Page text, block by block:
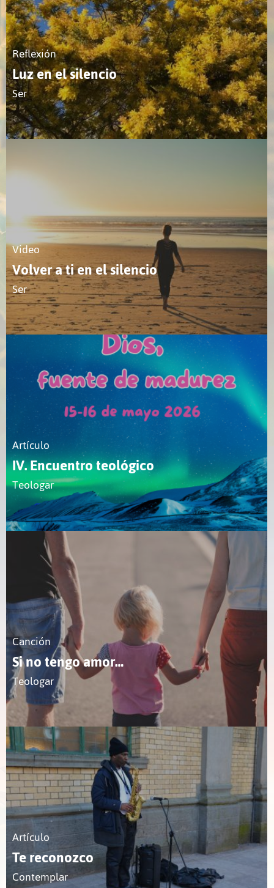
Reflexión
Luz en el silencio
Ser
Video
Volver a ti en el silencio
Ser
Artículo
IV. Encuentro teológico
Teologar
Canción
Si no tengo amor…
Teologar
Artículo
Te reconozco
Contemplar